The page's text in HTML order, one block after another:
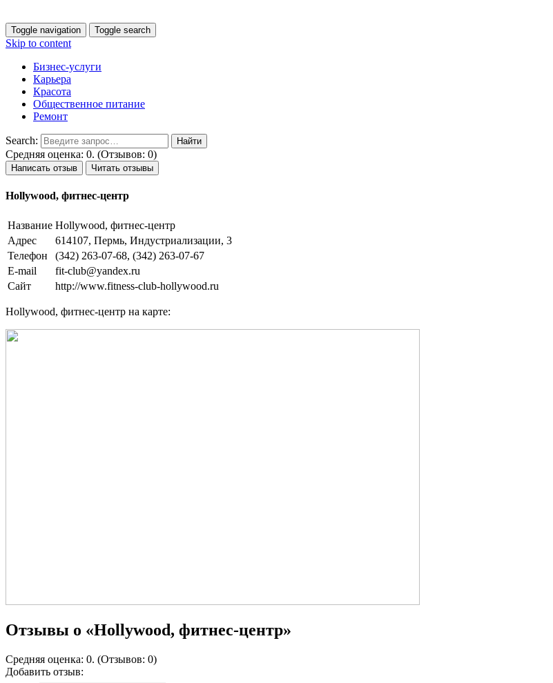
Toggle navigation Toggle search
Skip to content
Бизнес-услуги
Карьера
Красота
Общественное питание
Ремонт
Search:
Средняя оценка: 0. (Отзывов: 0)
Написать отзыв Читать отзывы
Hollywood, фитнес-центр
Название Hollywood, фитнес-центр
Адрес
614107, Пермь, Индустриализации, 3
Телефон
(342) 263-07-68, (342) 263-07-67
E-mail
fit-club@yandex.ru
Сайт
http://www.fitness-club-hollywood.ru
Hollywood, фитнес-центр на карте:
Отзывы о «Hollywood, фитнес-центр»
Средняя оценка: 0. (Отзывов: 0)
Добавить отзыв: